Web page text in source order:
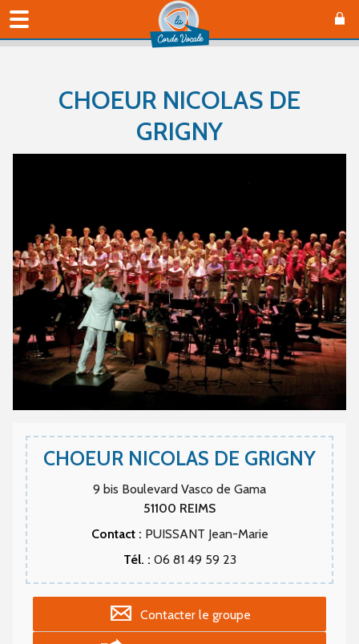
CHOEUR NICOLAS DE
GRIGNY
CHOEUR NICOLAS DE GRIGNY
9 bis Boulevard Vasco de Gama
51100 REIMS
Contact : PUISSANT Jean-Marie
Tél. : 06 81 49 59 23
Contacter le groupe